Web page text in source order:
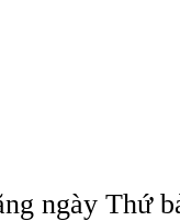
ngày Thứ